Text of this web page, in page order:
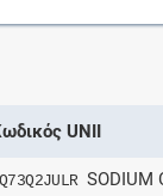
UNII
SODIUM